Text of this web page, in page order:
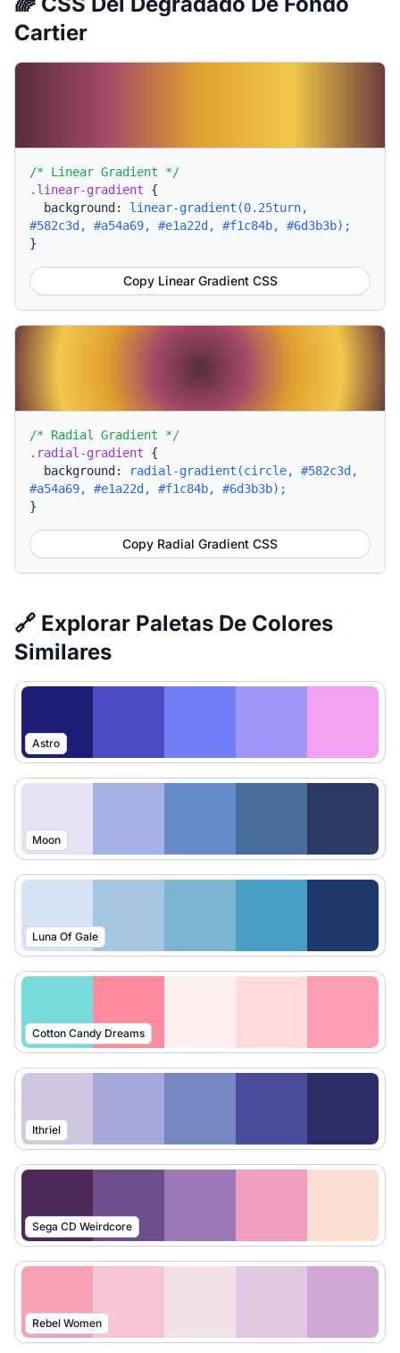
Cartier
/* Linear Gradient */
.linear-gradient {
background: linear-gradient(0.25turn,
#582c3d, #a54a69, #e1a22d, #f1c84b, #6d3b3b);
}
Copy Linear Gradient CSS
/* Radial Gradient */
.radial-gradient {
background:
radial-gradient(circle, #582c3d,
#a54a69, #e1a22d, #f1c84b, #6d3b3b);
}
Copy Radial Gradient CSS
🔗 Explorar Paletas De Colores
Similares
Astro
Moon
Luna Of Gale
Cotton Candy Dreams
Ithriel
Sega CD Weirdcore
Rebel Women